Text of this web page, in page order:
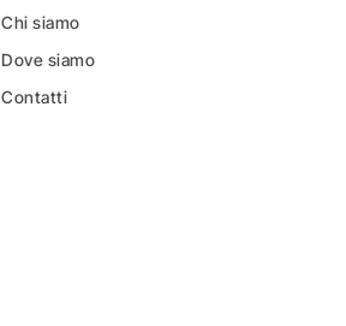
Chi siamo
Dove siamo
Contatti